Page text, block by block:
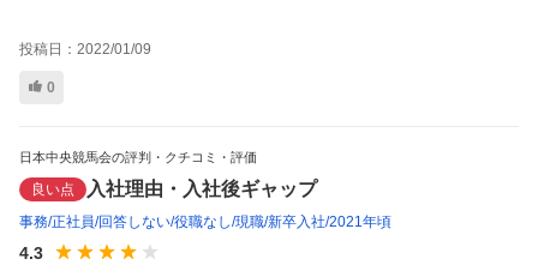
投稿日： 2022/01/09
0
日本中央競馬会の評判・クチコミ・評価
良い点 入社理由・入社後ギャップ
事務 正社員 回答しない 役職なし 現職 新卒入社 2021年頃
4.3